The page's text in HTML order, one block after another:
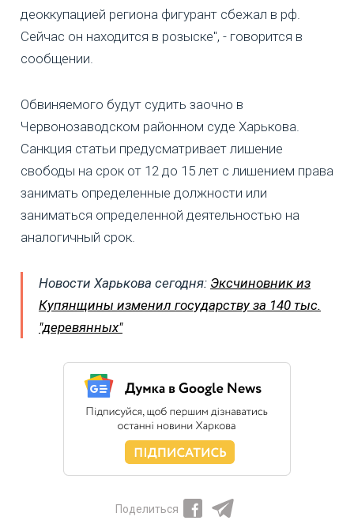
деоккупацией региона фигурант сбежал в рф.
Сейчас он находится в розыске", - говорится в
сообщении.
Обвиняемого будут судить заочно в
Червонозаводском районном суде Харькова.
Санкция статьи предусматривает лишение
свободы на срок от 12 до 15 лет с лишением права
занимать определенные должности или
заниматься определенной деятельностью на
аналогичный срок.
Новости Харькова сегодня: Эксчиновник из
Купянщины изменил государству за 140 тыс.
"деревянных"
Поделиться